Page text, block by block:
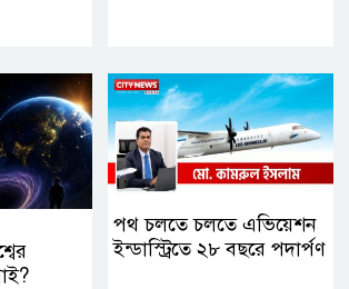
পথ চলতে চলতে এভিয়েশন
ইন্ডাস্ট্রিতে ২৮ বছরে পদার্পণ